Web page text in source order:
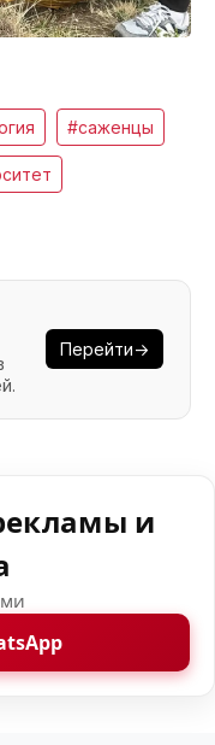
#саженцы
Перейти→
и